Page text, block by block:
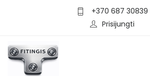
+370 687 30839
Prisijungti